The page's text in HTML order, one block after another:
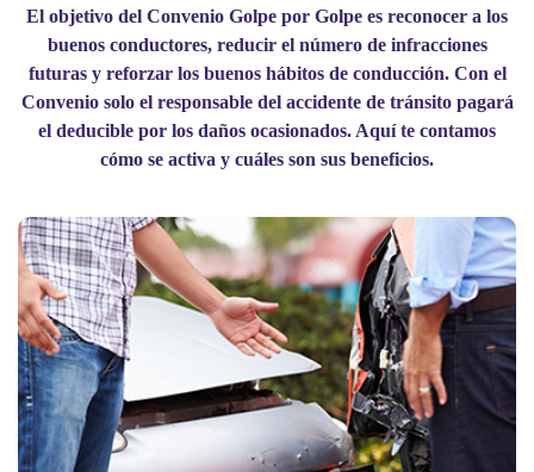
El objetivo del Convenio Golpe por Golpe es reconocer a los
buenos conductores, reducir el número de infracciones
futuras y reforzar los buenos hábitos de conducción. Con el
Convenio solo el responsable del accidente de tránsito pagará
el deducible por los daños ocasionados. Aquí te contamos
cómo se activa y cuáles son sus beneficios.